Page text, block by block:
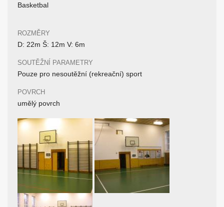
Basketbal
ROZMĚRY
D: 22m Š: 12m V: 6m
SOUTĚŽNÍ PARAMETRY
Pouze pro nesoutěžní (rekreační) sport
POVRCH
umělý povrch